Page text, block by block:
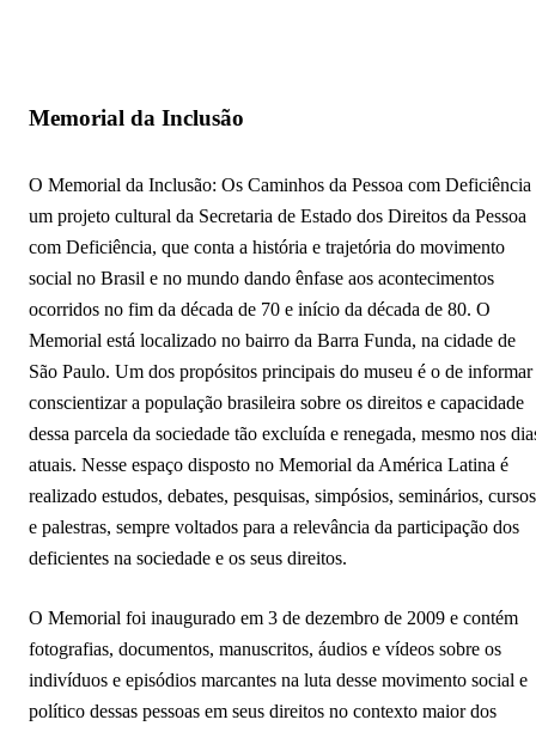
Memorial da Inclusão
O Memorial da Inclusão: Os Caminhos da Pessoa com Deficiência
um projeto cultural da Secretaria de Estado dos Direitos da Pessoa
com Deficiência, que conta a história e trajetória do movimento
social no Brasil e no mundo dando ênfase aos acontecimentos
ocorridos no fim da década de 70 e início da década de 80. O
Memorial está localizado no bairro da Barra Funda, na cidade de
São Paulo. Um dos propósitos principais do museu é o de informar
conscientizar a população brasileira sobre os direitos e capacidade
dessa parcela da sociedade tão excluída e renegada, mesmo nos
atuais. Nesse espaço disposto no Memorial da América Latina é
realizado estudos, debates, pesquisas, simpósios, seminários, cursos
e palestras, sempre voltados para a relevância da participação dos
deficientes na sociedade e os seus direitos.
O Memorial foi inaugurado em 3 de dezembro de 2009 e contém
fotografias, documentos, manuscritos, áudios e vídeos sobre os
indivíduos e episódios marcantes na luta desse movimento social e
político dessas pessoas em seus direitos no contexto maior dos